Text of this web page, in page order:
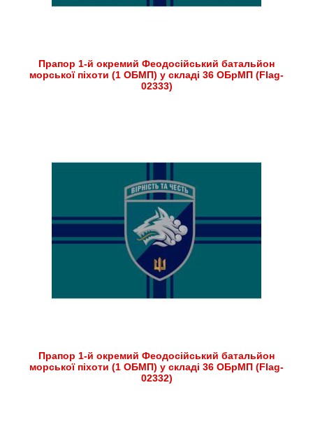
Прапор 1-й окремий Феодосійський батальйон
морської піхоти (1 ОБМП) у складі 36 ОБрМП (Flag-
02333)
Прапор 1-й окремий Феодосійський батальйон
морської піхоти (1 ОБМП) у складі 36 ОБрМП (Flag-
02332)